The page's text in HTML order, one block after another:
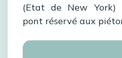
(Etat de New York)
pont réservé aux